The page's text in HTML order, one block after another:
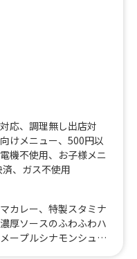
応、 調理無し出店対
けメニュー、 500円以
機不使用、 お子様メニ
、 ガス不使用
カレー、特製スタミナ
厚ソースのふわふわハ
ープルシナモンシュガ